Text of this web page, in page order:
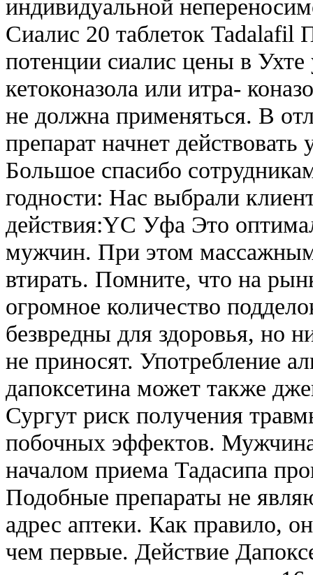
индивидуальной
Сиалис 20 таблеток Tadalafil
потенции сиалис цены в
кетоконазола или итра-
не должна применяться. В
препарат начнет
Большое спасибо
годности: Нас выбрали
действия:YC Уфа Это
мужчин. При этом
втирать. Помните, что на
огромное количество
безвредны для здоровья, но
не приносят. Употребление
дапоксетина может также
Сургут риск получения
побочных эффектов.
началом приема Тадасипа
Подобные препараты не
адрес аптеки. Как правило,
чем первые. Действие